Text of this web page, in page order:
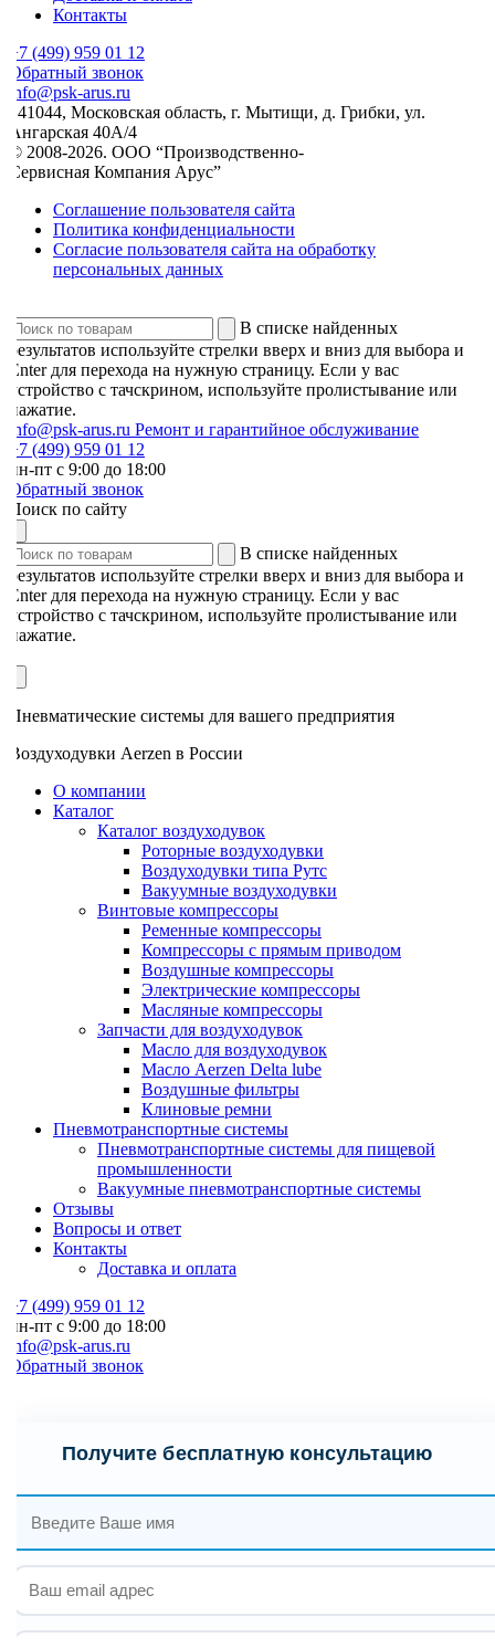
Контакты
(499) 959 01 12
звонок
arus.ru
Московская область, г. Мытищи, д. Грибки, ул.
40А/4
2008-2026. ООО “Производственно-
Компания Арус”
Соглашение пользователя сайта
Политика конфиденциальности
Согласие пользователя сайта на обработку
персональных данных
В списке найденных
используйте стрелки вверх и вниз для выбора и
для перехода на нужную страницу. Если у вас
с тачскрином, используйте пролистывание или
arus.ruРемонт и гарантийное обслуживание
(499) 959 01 12
пт с 9:00 до 18:00
звонок
по сайту
В списке найденных
используйте стрелки вверх и вниз для выбора и
для перехода на нужную страницу. Если у вас
с тачскрином, используйте пролистывание или
системы для вашего предприятия
Aerzen в России
О компании
Каталог
Каталог воздуходувок
Роторные воздуходувки
Воздуходувки типа Рутс
Вакуумные воздуходувки
Винтовые компрессоры
Ременные компрессоры
Компрессоры с прямым приводом
Воздушные компрессоры
Электрические компрессоры
Масляные компрессоры
Запчасти для воздуходувок
Масло для воздуходувок
Масло Aerzen Delta lube
Воздушные фильтры
Клиновые ремни
Пневмотранспортные системы
Пневмотранспортные системы для пищевой
промышленности
Вакуумные пневмотранспортные системы
Отзывы
Вопросы и ответ
Контакты
Доставка и оплата
(499) 959 01 12
пт с 9:00 до 18:00
arus.ru
звонок
Получите бесплатную консультацию